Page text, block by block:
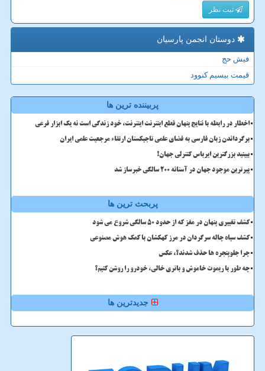
ثبت نظر
دوستان انجمن پارسیان
فیش حج
قیمت بیسیم کنوود
پربیننده ترین ها
اخطار در رابطه با نتایج پنهان قطع اینترنت اینترنت، خود زندگی است نه یک ابزار فرعی
برگرداندن زبان فارسی به فضای علمی تاجیکستان ارتقاء مرجعیت علمی ایران
ببینید بزرگترین ایرباس کنترلی جهان!
پیرترین موجود جهان در آستانه ۲۰۰ سالگی خبرساز شد
پربحث ترین ها
کشف تغییری پنهان در مغز که از حدود 50 سالگی شروع می شود
کشف سیاه چاله سرگردان در مرز کهکشان با کمک هوش مصنوعی
چرا جلوپنجره ها حذف شدند؟، عکس
چه طور با ریموت خاموش و باتری خالی، خودرو را روشن کنیم؟
جدیدترین ها